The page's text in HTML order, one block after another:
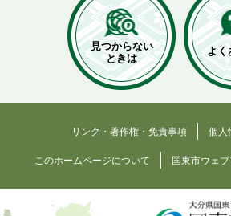
見つからない
ときは
よく
リンク・著作権・免責事項 個人
このホームページについて 国東市ウェ